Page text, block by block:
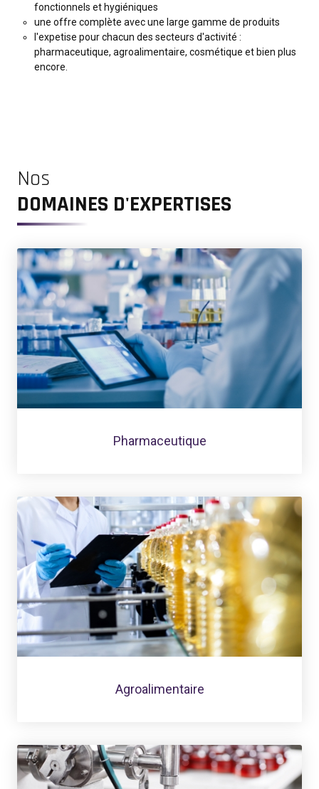
fonctionnels et hygiéniques
une offre complète avec une large gamme de produits
l'expetise pour chacun des secteurs d'activité :
pharmaceutique, agroalimentaire, cosmétique et bien plus
encore.
Nos
DOMAINES D'EXPERTISES
Pharmaceutique
Agroalimentaire